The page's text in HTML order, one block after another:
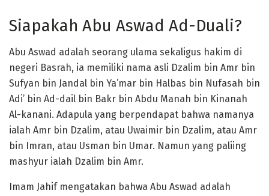
Siapakah Abu Aswad Ad-Duali?
Abu Aswad adalah seorang ulama sekaligus hakim di
negeri Basrah, ia memiliki nama asli Dzalim bin Amr bin
Sufyan bin Jandal bin Ya’mar bin Halbas bin Nufasah bin
Adi’ bin Ad-dail bin Bakr bin Abdu Manah bin Kinanah
Al-kanani. Adapula yang berpendapat bahwa namanya
ialah Amr bin Dzalim, atau Uwaimir bin Dzalim, atau Amr
bin Imran, atau Usman bin Umar. Namun yang paliing
mashyur ialah Dzalim bin Amr.
Imam Jahif mengatakan bahwa Abu Aswad adalah